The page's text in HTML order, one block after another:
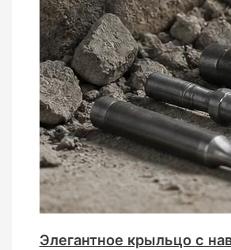
Элегантное крыльцо с